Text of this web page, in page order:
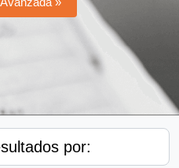
por: